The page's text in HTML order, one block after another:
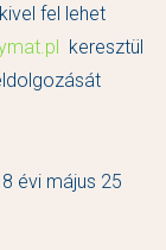
fel lehet
keresztül
évi május 25